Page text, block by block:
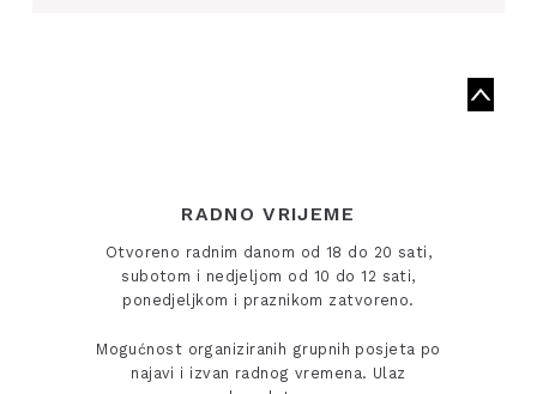
RADNO VRIJEME
Otvoreno radnim danom od 18 do 20 sati,
subotom i nedjeljom od 10 do 12 sati,
ponedjeljkom i praznikom zatvoreno.
Mogućnost organiziranih grupnih posjeta po
najavi i izvan radnog vremena. Ulaz